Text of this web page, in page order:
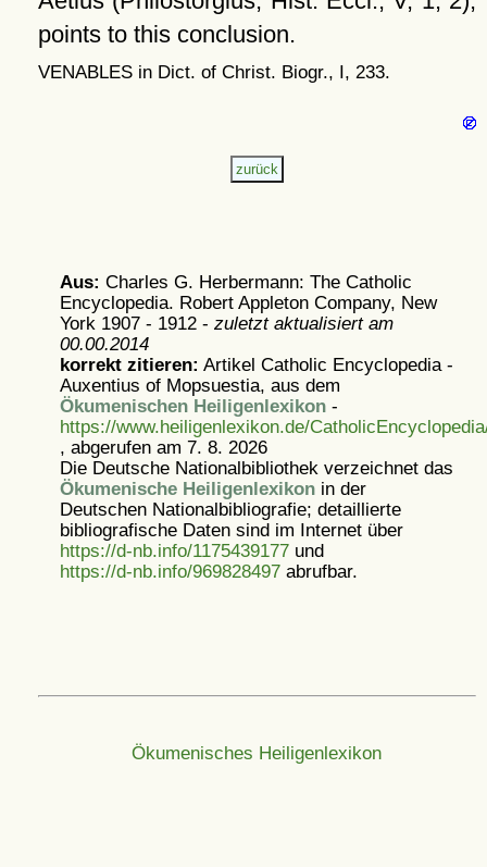
points to this conclusion.
VENABLES in Dict. of Christ. Biogr., I, 233.
Aus: Charles G. Herbermann: The Catholic
Encyclopedia. Robert Appleton Company, New
York 1907 - 1912 - zuletzt aktualisiert am
00.00.2014
korrekt zitieren: Artikel Catholic Encyclopedia -
Auxentius of Mopsuestia, aus dem
Ökumenischen Heiligenlexikon-
https://www.heiligenlexikon.de/
, abgerufen am 7. 8. 2026
Die Deutsche Nationalbibliothek verzeichnet das
Ökumenische Heiligenlexikonin der
Deutschen Nationalbibliografie; detaillierte
bibliografische Daten sind im Internet über
https://d-nb.info/1175439177und
https://d-nb.info/969828497abrufbar.
Ökumenisches Heiligenlexikon